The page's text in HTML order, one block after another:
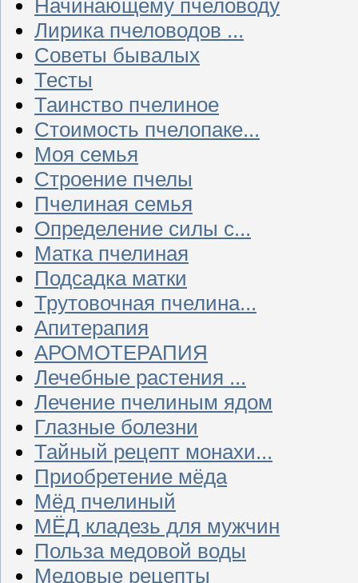
Начинающему пчеловоду
Лирика пчеловодов ...
Советы бывалых
Тесты
Таинство пчелиное
Стоимость пчелопаке...
Моя семья
Строение пчелы
Пчелиная семья
Определение силы с...
Матка пчелиная
Подсадка матки
Трутовочная пчелина...
Апитерапия
АРОМОТЕРАПИЯ
Лечебные растения ...
Лечение пчелиным ядом
Глазные болезни
Тайный рецепт монахи...
Приобретение мёда
Мёд пчелиный
МЁД кладезь для мужчин
Польза медовой воды
Медовые рецепты